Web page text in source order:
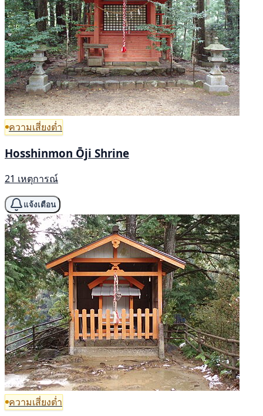
ความเสี่ยงต่ำ
Hosshinmon Ōji Shrine
21 เหตุการณ์
แจ้งเตือน
ความเสี่ยงต่ำ